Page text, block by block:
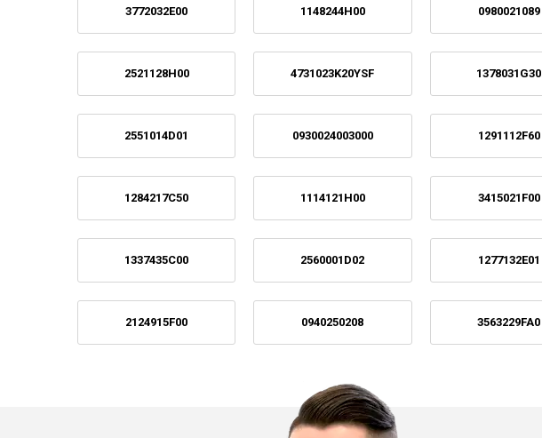
3772032E00 1148244H00 0980021089
2521128H00 4731023K20YSF 1378031G30
2551014D01 0930024003000 1291112F60
1284217C50 1114121H00 3415021F00
1337435C00 2560001D02 1277132E01
2124915F00 0940250208 3563229FA0